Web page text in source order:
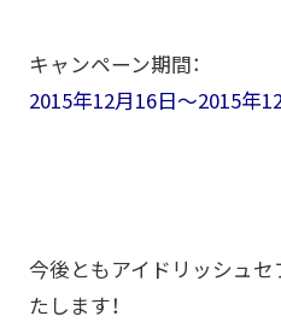
キャンペーン期間：
2015年12月16日～2015年
今後ともアイドリッシュ
たします！